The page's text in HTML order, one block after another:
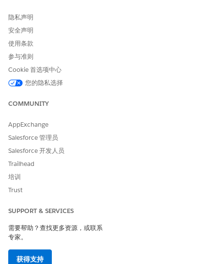
选择潜在客户客服人员，以生成潜在客户。
将潜在客户分配给许可的销售代表，并输入要生成的最大潜在客
户数量。
单击生成
隐私声明
安全声明
使用条款
参与准则
Cookie 首选项中心
您的隐私选择
COMMUNITY
AppExchange
Salesforce 管理员
Salesforce 开发人员
Trailhead
培训
Trust
SUPPORT & SERVICES
需要帮助？查找更多资源，或联系
专家。
获得支持